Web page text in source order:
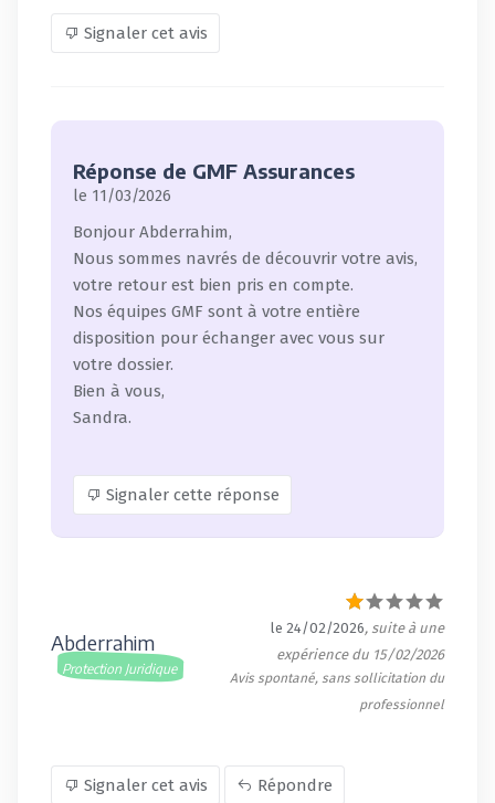
Signaler cet avis
Réponse de GMF Assurances
le 11/03/2026
Bonjour Abderrahim,
Nous sommes navrés de découvrir votre avis,
votre retour est bien pris en compte.
Nos équipes GMF sont à votre entière
disposition pour échanger avec vous sur
votre dossier.
Bien à vous,
Sandra.
Signaler cette réponse
Abderrahim
Protection Juridique
le 24/02/2026, suite à une
expérience du 15/02/2026
Avis spontané, sans sollicitation du
professionnel
Signaler cet avis Répondre